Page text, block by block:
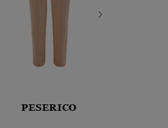
PESERICO